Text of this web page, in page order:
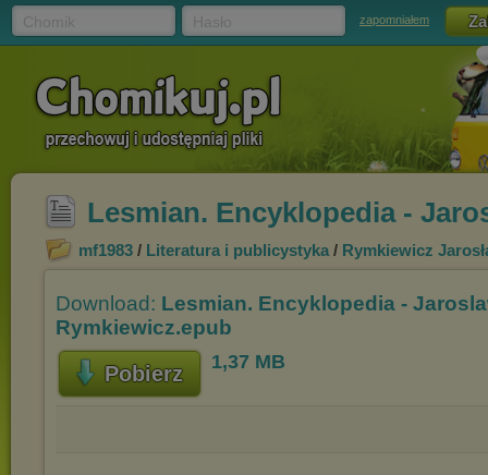
zapomniałem
Lesmian. Encyklopedia -
mf1983 / Literatura i publicystyka / Rymkiewicz
Download: Lesmian. Encyklopedia -
Rymkiewicz.epub
Pobierz 1,37 MB